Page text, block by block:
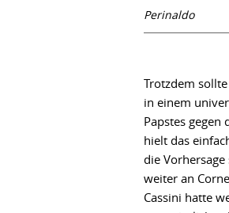
Perinaldo
Trotzdem
in einem
Papstes gegen
hielt das
die
weiter an
Cassini hatte